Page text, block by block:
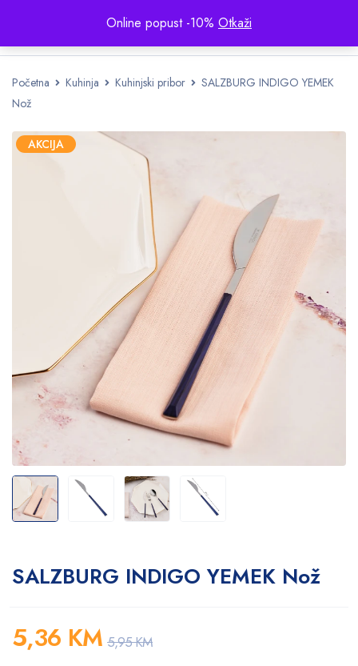
Online popust -10% Otkaži
Početna Kuhinja Kuhinjski pribor
SALZBURG INDIGO YEMEK
Nož
AKCIJA
SALZBURG INDIGO YEMEK Nož
5,95KM
5,36 KM